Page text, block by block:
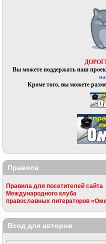
Вы можете поддержать наш
Кроме того, вы можете
Правила
Правила для посетителей сайта
Международного клуба
православных литераторов
Вход для авторов